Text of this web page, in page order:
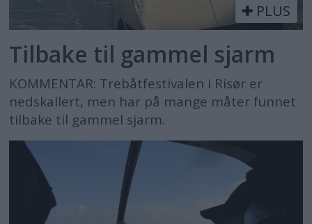
PLUS
Tilbake til gammel sjarm
KOMMENTAR: Trebåtfestivalen i Risør er
nedskallert, men har på mange måter funnet
tilbake til gammel sjarm.